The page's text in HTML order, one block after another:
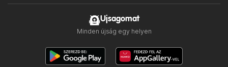
Ujsagomat
Minden újság egy helyen